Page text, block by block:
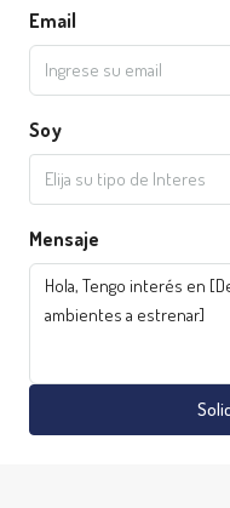
Email
Soy
Elija su tipo de Interes
Mensaje